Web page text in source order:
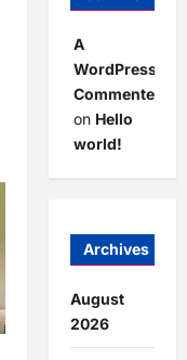
A
WordPress
Commenter
on Hello
world!
Archives
August
2026